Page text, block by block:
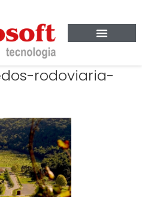
rodoviaria-